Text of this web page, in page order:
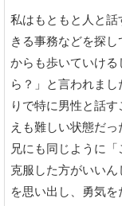
私はもともと人と
きる事務などを探
からも歩いていける
ら？」と言われま
りで特に男性と話
えも難しい状態だ
兄にも同じように「
克服した方がいい
を思い出し、勇気